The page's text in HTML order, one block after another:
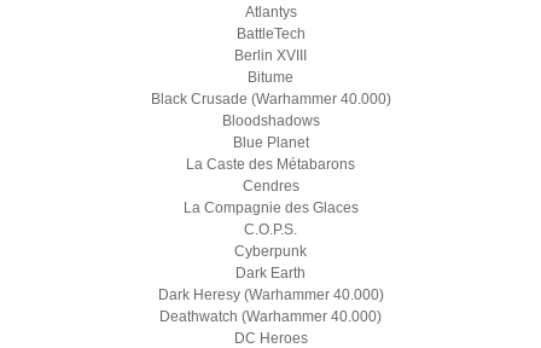
Atlantys
BattleTech
Berlin XVIII
Bitume
Black Crusade (Warhammer 40.000)
Bloodshadows
Blue Planet
La Caste des Métabarons
Cendres
La Compagnie des Glaces
C.O.P.S.
Cyberpunk
Dark Earth
Dark Heresy (Warhammer 40.000)
Deathwatch (Warhammer 40.000)
DC Heroes